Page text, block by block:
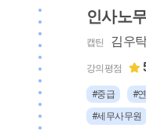
인사노
캡틴 김우
강의평점
#중급 #
#세무사무원